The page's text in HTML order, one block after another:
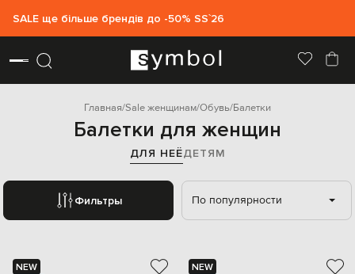
SALE ще більше брендів до -50% SS`26
Главная Sale женщинам Обувь Балетки
Балетки для женщин
ДЛЯ НЕЁДЕТЯМ
Фильтры По популярности
NEW
NEW